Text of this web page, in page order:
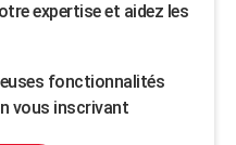
expertise et aidez les
fonctionnalités
vous inscrivant